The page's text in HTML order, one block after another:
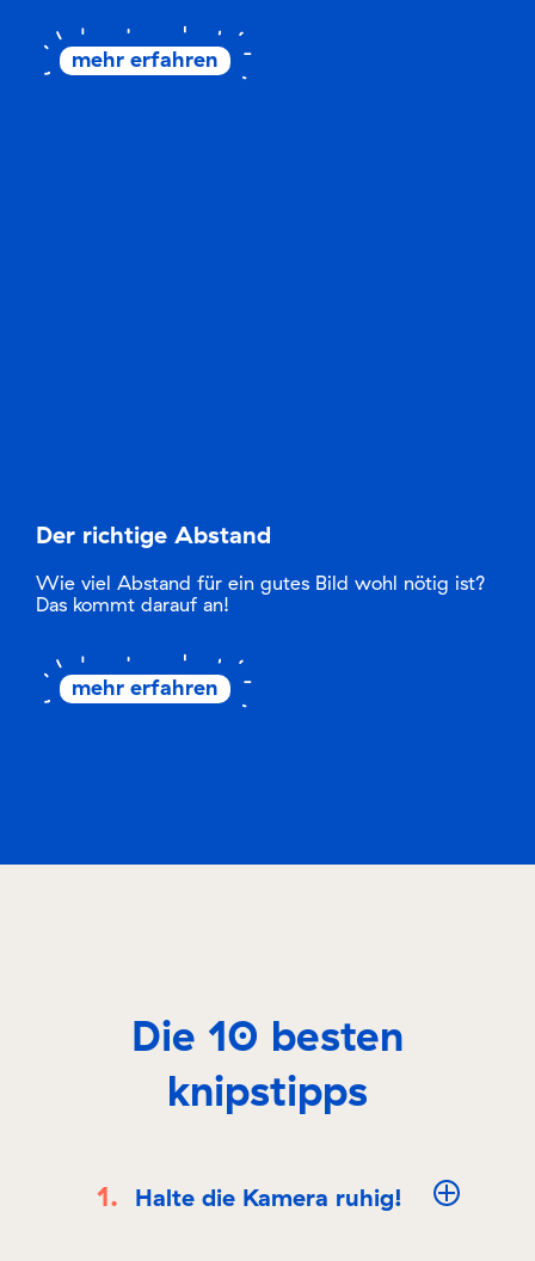
mehr erfahren
Der richtige Abstand
Wie viel Abstand für ein gutes Bild wohl nötig ist?
Das kommt darauf an!
mehr erfahren
Die 10 besten
knipstipps
Halte die Kamera ruhig!